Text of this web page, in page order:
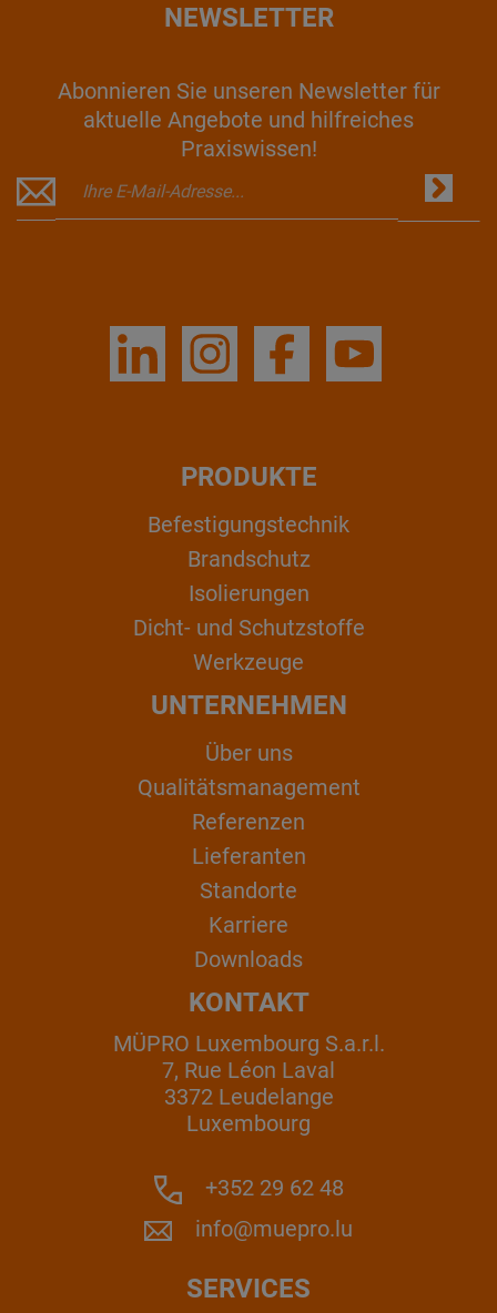
NEWSLETTER
Abonnieren Sie unseren Newsletter für
aktuelle Angebote und hilfreiches
Praxiswissen!
PRODUKTE
Befestigungstechnik
Brandschutz
Isolierungen
Dicht- und Schutzstoffe
Werkzeuge
UNTERNEHMEN
Über uns
Qualitätsmanagement
Referenzen
Lieferanten
Standorte
Karriere
Downloads
KONTAKT
MÜPRO Luxembourg S.a.r.l.
7, Rue Léon Laval
3372 Leudelange
Luxembourg
+352 29 62 48
info@muepro.lu
SERVICES